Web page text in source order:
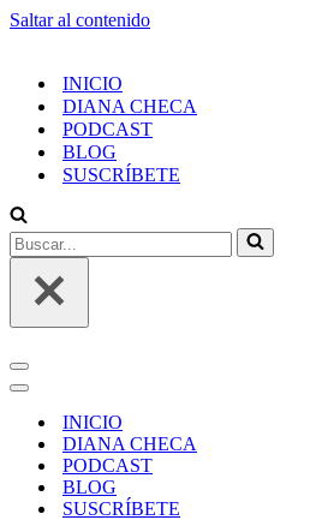
Saltar al contenido
INICIO
DIANA CHECA
PODCAST
BLOG
SUSCRÍBETE
INICIO
DIANA CHECA
PODCAST
BLOG
SUSCRÍBETE